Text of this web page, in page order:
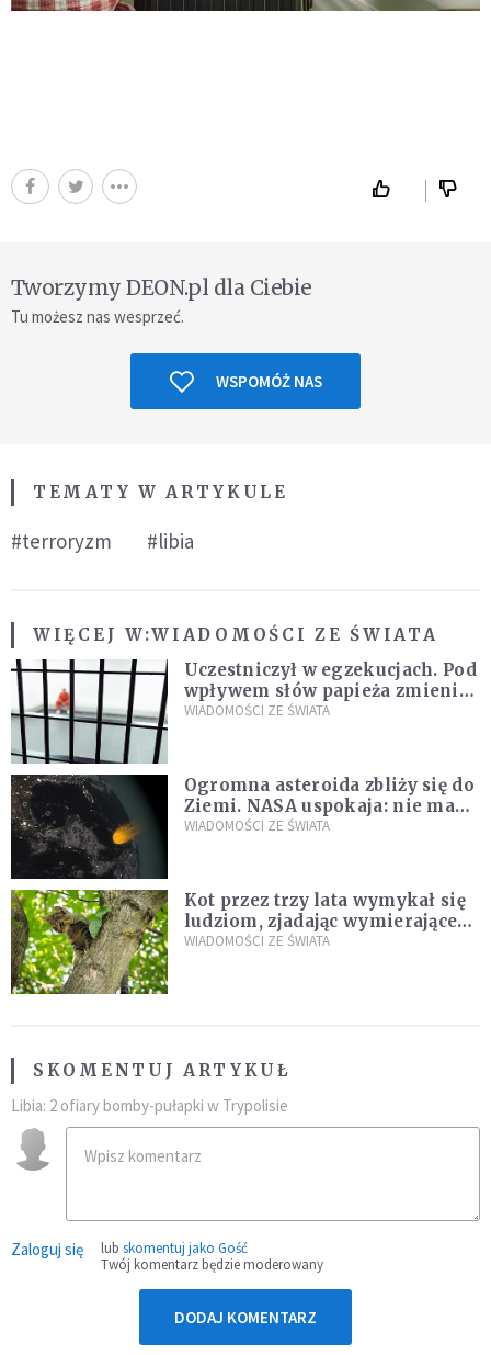
Tworzymy DEON.pl dla Ciebie
Tu możesz nas wesprzeć.
WSPOMÓŻ NAS
TEMATY W ARTYKULE
#terroryzm #libia
WIĘCEJ W:WIADOMOŚCI ZE ŚWIATA
Uczestniczył w egzekucjach. Pod
wpływem słów papieża zmienił
zdanie
WIADOMOŚCI ZE ŚWIATA
Ogromna asteroida zbliży się do
Ziemi. NASA uspokaja: nie ma
zagrożenia
WIADOMOŚCI ZE ŚWIATA
Kot przez trzy lata wymykał się
ludziom, zjadając wymierające
kaczki. W końcu popełnił
WIADOMOŚCI ZE ŚWIATA
SKOMENTUJ ARTYKUŁ
Libia: 2 ofiary bomby-pułapki w Trypolisie
Zaloguj się lub skomentuj jako Gość
Twój komentarz będzie moderowany
DODAJ KOMENTARZ